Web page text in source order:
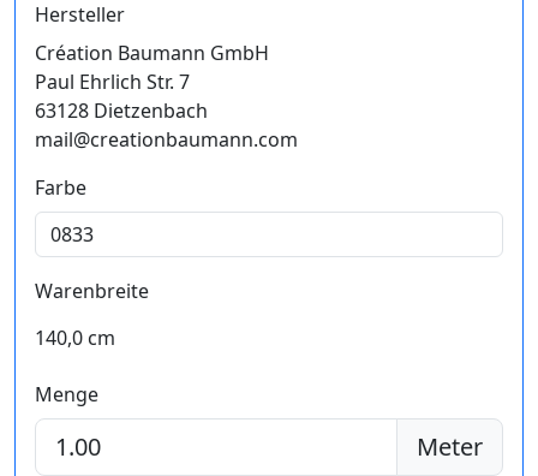
Hersteller
Création Baumann GmbH
Paul Ehrlich Str. 7
63128 Dietzenbach
mail@creationbaumann.com
Farbe
Warenbreite
140,0 cm
Menge
Meter